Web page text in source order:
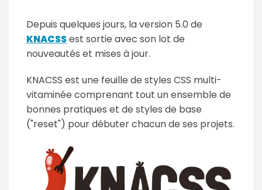
Depuis quelques jours, la version 5.0 de
KNACSSest sortie avec son lot de
nouveautés et mises à jour.
KNACSS est une feuille de styles CSS multi-
vitaminée comprenant tout un ensemble de
bonnes pratiques et de styles de base
("reset") pour débuter chacun de ses projets.